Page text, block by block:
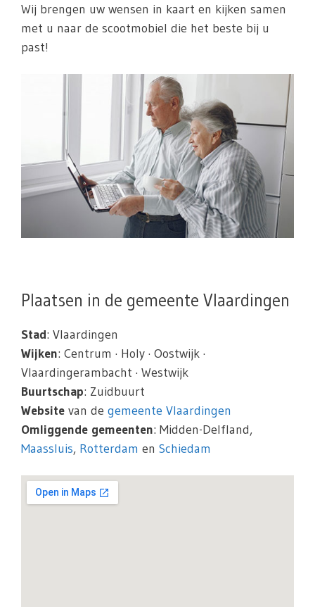
Wij brengen uw wensen in kaart en kijken samen
met u naar de scootmobiel die het beste bij u
past!
Plaatsen in de gemeente Vlaardingen
Stad: Vlaardingen
Wijken: Centrum · Holy · Oostwijk ·
Vlaardingerambacht · Westwijk
Buurtschap: Zuidbuurt
Website van de gemeente Vlaardingen
Omliggende gemeenten: Midden-Delfland,
Maassluis, Rotterdam en Schiedam